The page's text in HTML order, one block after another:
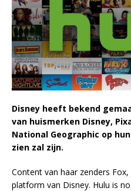
Disney heeft bekend
van huismerken Disney,
National Geographic op
zien zal zijn.
Content van haar zenders
platform van Disney. Hulu is